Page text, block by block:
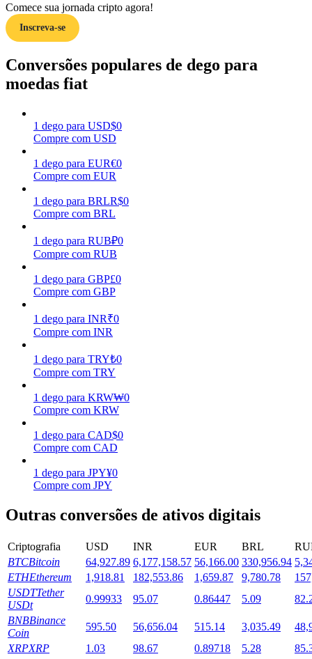
Ganhar
Porquinho poderoso
Estacamento
Altos retornos e acesso instantâneo
Staking flexível para ganhar tokens populares.
Comece sua jornada cripto agora!
Inscreva-se
Conversões populares de dego para
moedas fiat
1 dego para USD$0
Compre com USD
1 dego para EUR€0
Compre com EUR
1 dego para BRLR$0
Compre com BRL
1 dego para RUB₽0
Compre com RUB
1 dego para GBP£0
Compre com GBP
1 dego para INR₹0
Compre com INR
1 dego para TRY₺0
Compre com TRY
1 dego para KRW₩0
Compre com KRW
1 dego para CAD$0
Compre com CAD
1 dego para JPY¥0
Compre com JPY
Outras conversões de ativos digitais
Criptografia USD INR EUR BRL
BTCBitcoin 64,927.89 6,177,158.57 56,166.00 330,956.94
ETHEthereum 1,918.81 182,553.86 1,659.87 9,780.78
USDTTether
USDt
0.99933 95.07 0.86447 5.09
BNBBinance
Coin
595.50 56,656.04 515.14 3,035.49
XRPXRP 1.03 98.67 0.89718 5.28